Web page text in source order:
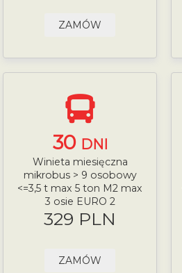
ZAMÓW
30 DNI
Winieta miesięczna
mikrobus > 9 osobowy
<=3,5 t max 5 ton M2 max
3 osie EURO 2
329 PLN
ZAMÓW